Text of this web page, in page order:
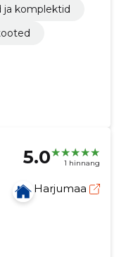
ja komplektid
5.0 1 hinnang
Harjumaa